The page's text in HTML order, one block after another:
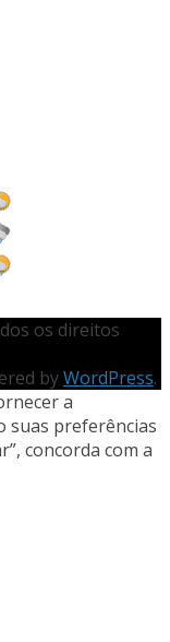
os direitos
byWordPress.
a
suas preferências
concorda com a